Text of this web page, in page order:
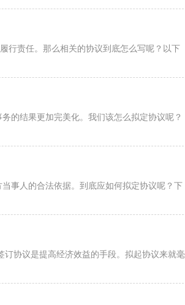
行责任。那么相关的协议到底怎么写呢？以下
的结果更加完美化。我们该怎么拟定协议呢？
事人的合法依据。到底应如何拟定协议呢？下
协议是提高经济效益的手段。拟起协议来就毫